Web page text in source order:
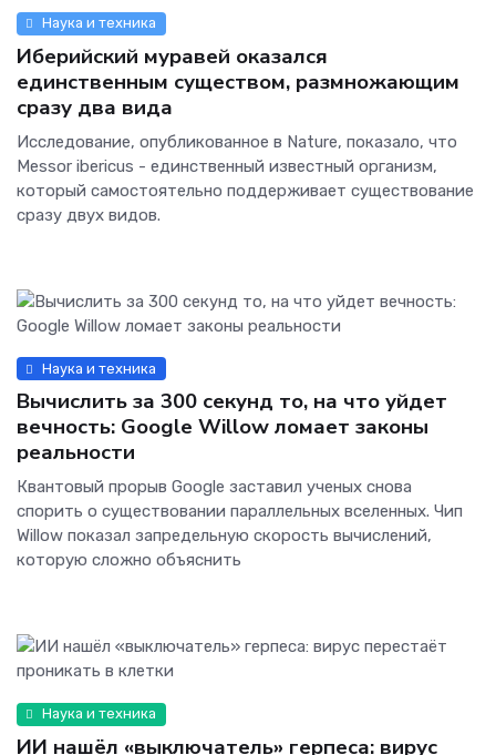
Наука и техника
Иберийский муравей оказался
единственным существом, размножающим
сразу два вида
Исследование, опубликованное в Nature, показало, что
Messor ibericus - единственный известный организм,
который самостоятельно поддерживает существование
сразу двух видов.
Наука и техника
Вычислить за 300 секунд то, на что уйдет
вечность: Google Willow ломает законы
реальности
Квантовый прорыв Google заставил ученых снова
спорить о существовании параллельных вселенных. Чип
Willow показал запредельную скорость вычислений,
которую сложно объяснить
Наука и техника
ИИ нашёл «выключатель» герпеса: вирус